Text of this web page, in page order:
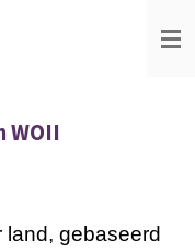
WOII
gebaseerd